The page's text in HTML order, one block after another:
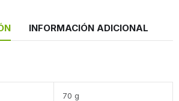
INFORMACIÓN ADICIONAL
70 g